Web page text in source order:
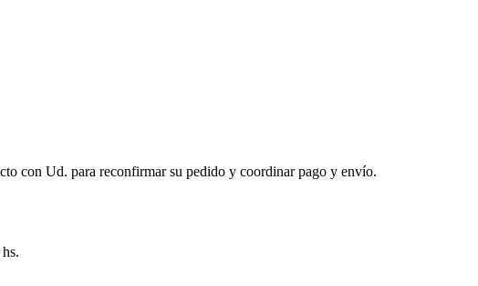
con Ud. para reconfirmar su pedido y coordinar pago y envío.